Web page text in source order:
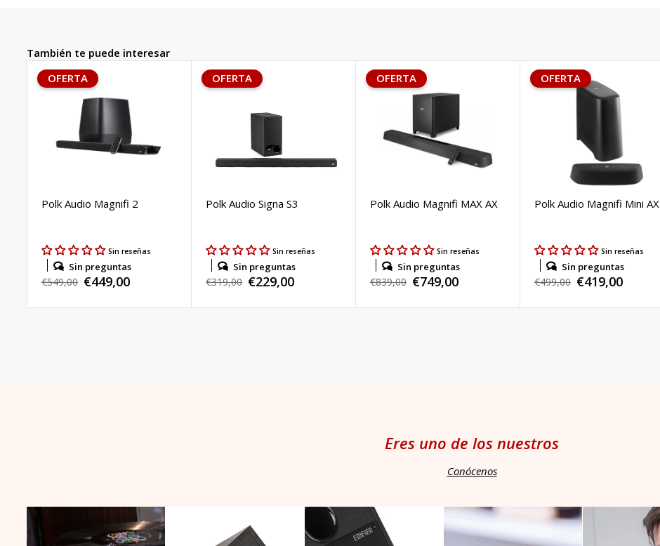
También te puede interesar
OFERTA
Polk Audio Magnifi 2
Sin reseñas
Sin preguntas
Precio
€549,00 Precio
de
€449,00
OFERTA
Polk Audio Signa S3
Sin reseñas
Sin preguntas
Precio
€319,00 Precio
de
€229,00
OFERTA
Polk Audio Magnifi MAX AX
Sin reseñas
Sin preguntas
Precio
€839,00 Precio
de
€749,00
OFERTA
Polk Audio Magnifi Mini AX
Sin reseñas
Sin preguntas
Precio
€499,00 Precio
de
€419,00
Eres uno de los nuestros
Conócenos